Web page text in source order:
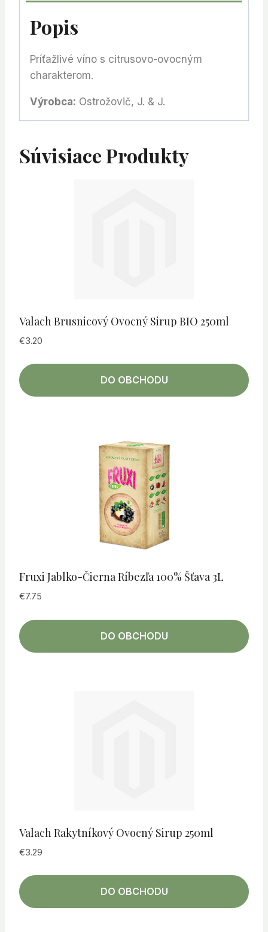
Popis
Príťažlivé víno s citrusovo-ovocným
charakterom.
Výrobca: Ostrožovič, J. & J.
Súvisiace Produkty
Valach Brusnicový Ovocný Sirup BIO 250ml
€3.20
DO OBCHODU
Fruxi Jablko-Čierna Ríbezľa 100% Šťava 3L
€7.75
DO OBCHODU
Valach Rakytníkový Ovocný Sirup 250ml
€3.29
DO OBCHODU